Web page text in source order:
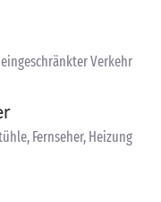
Verkehr
Fernseher, Heizung